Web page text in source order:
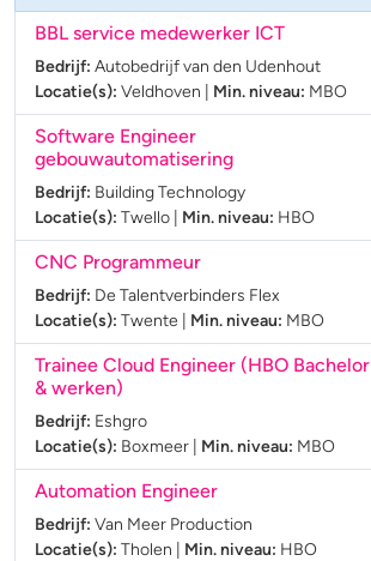
BBL service medewerker ICT
Bedrijf: Autobedrijf van den Udenhout
Locatie(s): Veldhoven Min. niveau: MBO
Software Engineer
gebouwautomatisering
Bedrijf: Building Technology
Locatie(s): Twello Min. niveau: HBO
CNC Programmeur
Bedrijf: De Talentverbinders Flex
Locatie(s): Twente Min. niveau: MBO
Trainee Cloud Engineer (HBO Bachelor
& werken)
Bedrijf: Eshgro
Locatie(s): Boxmeer Min. niveau: MBO
Automation Engineer
Bedrijf: Van Meer Production
Locatie(s): Tholen Min. niveau: HBO